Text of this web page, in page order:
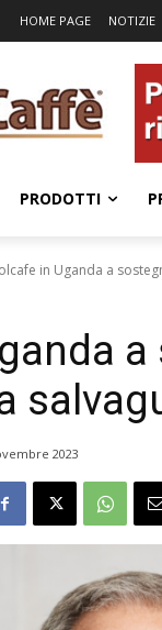
HOME PAGE NOTIZIE
PRODOTTI
in Uganda a
2023